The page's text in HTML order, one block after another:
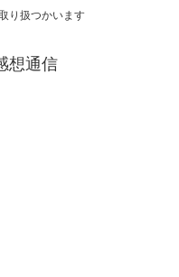
り扱つかいます
想通信